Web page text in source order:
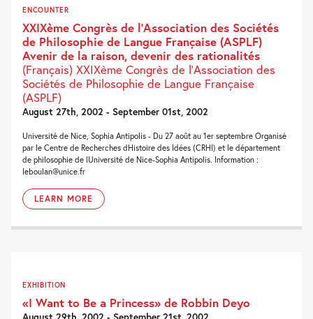
ENCOUNTER
XXIXème Congrès de l’Association des Sociétés
de Philosophie de Langue Française (ASPLF)
Avenir de la raison, devenir des rationalités
(Français) XXIXème Congrès de l’Association des
Sociétés de Philosophie de Langue Française
(ASPLF)
August 27th, 2002 - September 01st, 2002
Université de Nice, Sophia Antipolis - Du 27 août au 1er septembre Organisé
par le Centre de Recherches dHistoire des Idées (CRHI) et le département
de philosophie de lUniversité de Nice-Sophia Antipolis. Information :
leboulan@unice.fr
LEARN MORE
EXHIBITION
«I Want to Be a Princess» de Robbin Deyo